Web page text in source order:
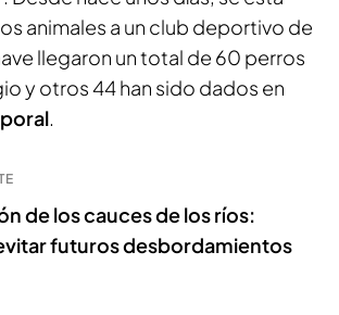
animales a un club deportivo de
llegaron un total de 60 perros
y otros 44 han sido dados en
.
de los cauces de los ríos:
futuros desbordamientos